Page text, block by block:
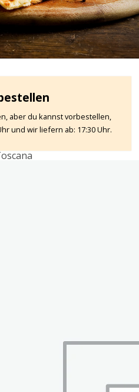
aber du kannst vorbestellen,
und wir liefern ab: 17:30 Uhr.